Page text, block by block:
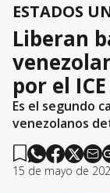
ESTADOS
Liberan
por el
Es el segundo
venezolanos
15 de mayo de